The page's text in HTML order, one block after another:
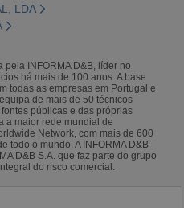
LDA
pela INFORMA D&B, líder no
há mais de 100 anos. A base
todas as empresas em Portugal e
de mais de 50 técnicos
públicas e das próprias
a maior rede mundial de
Network, com mais de 600
todo o mundo. A INFORMA D&B
D&B S.A. que faz parte do grupo
do risco comercial.